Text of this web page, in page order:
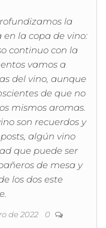
la
en la copa de vino:
continuo con la
vamos a
del vino, aunque
de que no
mismos aromas.
son recuerdos y
algún vino
que puede ser
de mesa y
los dos este
de 2022 0